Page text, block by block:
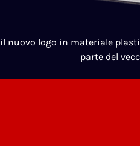
il nuovo logo in materiale
parte del